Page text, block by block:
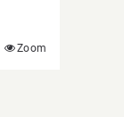
Zoom